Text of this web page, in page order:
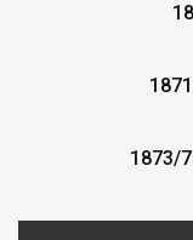
1873/